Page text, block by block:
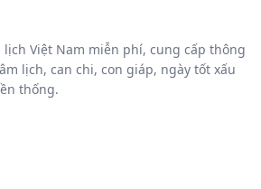
Việt Nam miễn phí, cung cấp thông
lịch, can chi, con giáp, ngày tốt xấu
thống.